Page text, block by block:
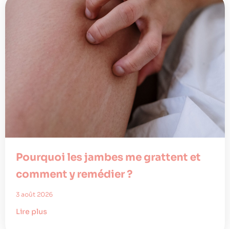
Pourquoi les jambes me grattent et
comment y remédier ?
3 août 2026
Lire plus